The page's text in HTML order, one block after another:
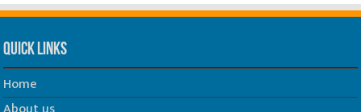
Quick Links
Home